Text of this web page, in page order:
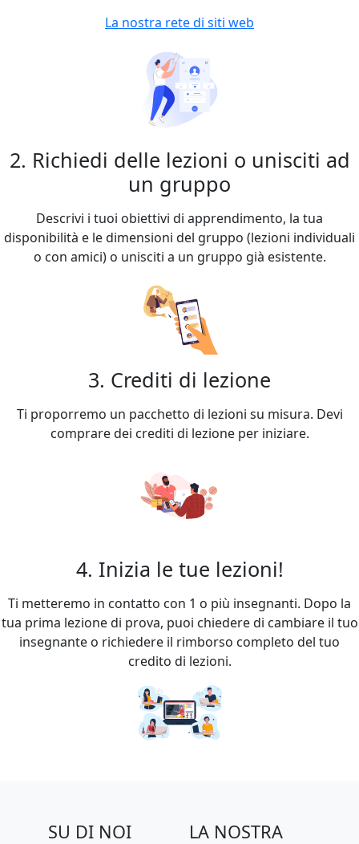
La nostra rete di siti web
2. Richiedi delle lezioni o unisciti ad
un gruppo
Descrivi i tuoi obiettivi di apprendimento, la tua
disponibilità e le dimensioni del gruppo (lezioni individuali
o con amici) o unisciti a un gruppo già esistente.
3. Crediti di lezione
Ti proporremo un pacchetto di lezioni su misura. Devi
comprare dei crediti di lezione per iniziare.
4. Inizia le tue lezioni!
Ti metteremo in contatto con 1 o più insegnanti. Dopo la
tua prima lezione di prova, puoi chiedere di cambiare il tuo
insegnante o richiedere il rimborso completo del tuo
credito di lezioni.
SU DI NOI
LA NOSTRA